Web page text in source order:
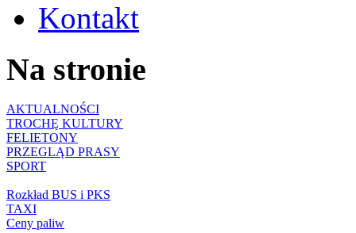
Kontakt
Na stronie
AKTUALNOŚCI
TROCHĘ KULTURY
FELIETONY
PRZEGLĄD PRASY
SPORT
Rozkład BUS i PKS
TAXI
Ceny paliw